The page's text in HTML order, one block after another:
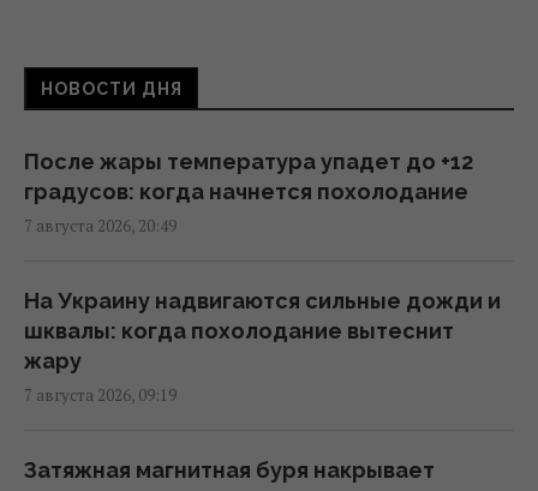
ЕС не готов принимать новых членов, - FT
11:46 пятница, 07 августа 2026
реакцией властей на инцидент с
российской ракетой, – опрос
11:39 пятница, 07 августа 2026
больше выходит из-под контроля, -
НОВОСТИ ДНЯ
После жары температура упадет до +12
градусов: когда начнется похолодание
7 августа 2026, 20:49
На Украину надвигаются сильные дожди и
шквалы: когда похолодание вытеснит
жару
7 августа 2026, 09:19
Затяжная магнитная буря накрывает